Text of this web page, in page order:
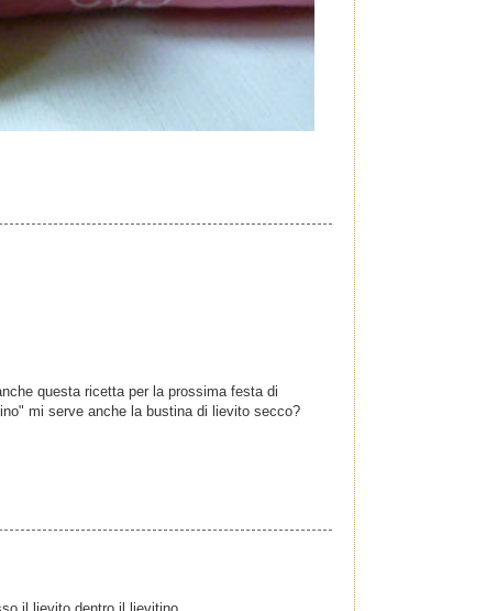
questa ricetta per la prossima festa di
mi serve anche la bustina di lievito secco?